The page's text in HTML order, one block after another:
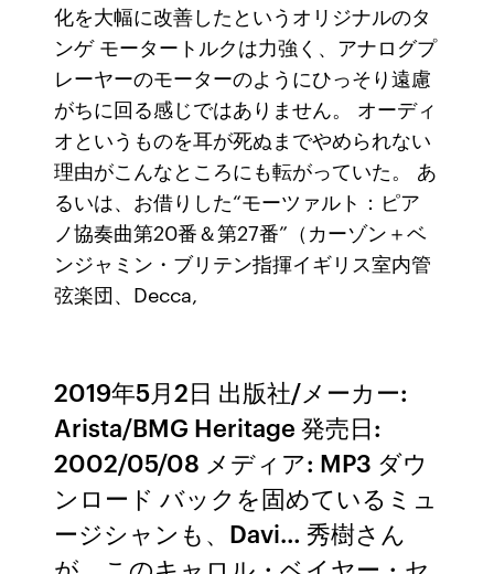
化を大幅に改善したというオリジナルのタ
ンゲ モータートルクは力強く、アナログプ
レーヤーのモーターのようにひっそり遠慮
がちに回る感じではありません。 オーディ
オというものを耳が死ぬまでやめられない
理由がこんなところにも転がっていた。 あ
るいは、お借りした“モーツァルト：ピア
ノ協奏曲第20番＆第27番”（カーゾン＋ベ
ンジャミン・ブリテン指揮イギリス室内管
弦楽団、Decca,
2019年5月2日 出版社/メーカー:
Arista/BMG Heritage 発売日:
2002/05/08 メディア: MP3 ダウ
ンロード バックを固めているミュ
ージシャンも、Davi… 秀樹さん